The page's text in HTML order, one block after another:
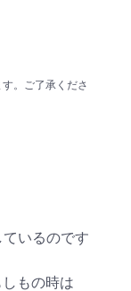
。ご了承くださ
いるのです
もの時は